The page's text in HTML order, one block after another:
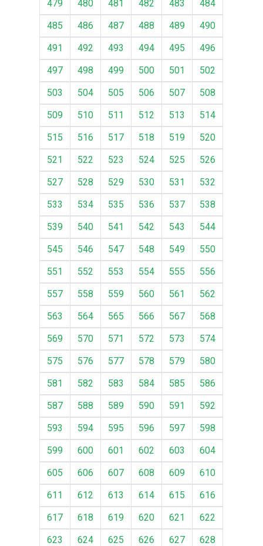
479 480 481 482 483
484
485
486 487 488 489
490
491
492 493 494 495
496
497
498 499 500 501
502
503
504 505 506 507
508
509
510 511 512 513
514
515
516 517 518 519
520
521
522 523 524 525
526
527
528 529 530 531
532
533
534 535 536 537
538
539
540 541 542 543
544
545
546 547 548 549
550
551
552 553 554 555
556
557
558 559 560 561
562
563
564 565 566 567
568
569
570 571 572 573
574
575
576 577 578 579
580
581
582 583 584 585
586
587
588 589 590 591
592
593
594 595 596 597
598
599
600 601 602 603
604
605
606 607 608 609
610
611
612 613 614 615
616
617
618 619 620 621
622
623
624 625 626 627
628